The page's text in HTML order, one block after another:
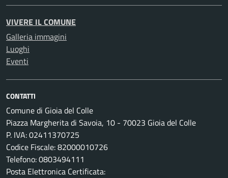
VIVERE IL COMUNE
Galleria immagini
Luoghi
Eventi
CONTATTI
Comune di Gioia del Colle
Piazza Margherita di Savoia, 10 - 70023 Gioia del Colle
P. IVA: 02411370725
Codice Fiscale: 82000010726
Telefono: 0803494111
Posta Elettronica Certificata: